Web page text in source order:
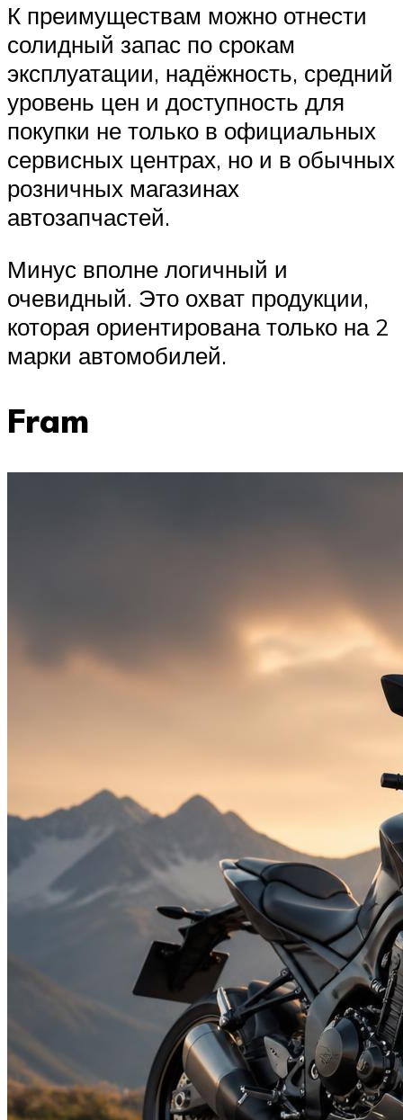
К преимуществам можно отнести
солидный запас по срокам
эксплуатации, надёжность, средний
уровень цен и доступность для
покупки не только в официальных
сервисных центрах, но и в обычных
розничных магазинах
автозапчастей.
Минус вполне логичный и
очевидный. Это охват продукции,
которая ориентирована только на 2
марки автомобилей.
Fram